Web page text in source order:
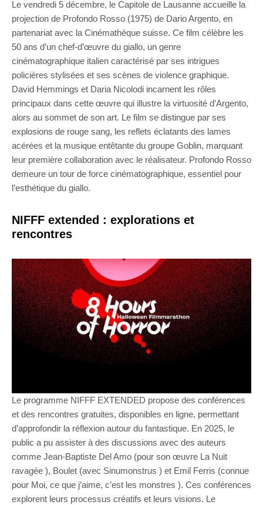
Le vendredi 5 décembre, le Capitole de Lausanne accueille la
projection de Profondo Rosso (1975) de Dario Argento, en
partenariat avec la Cinémathèque suisse. Ce film célèbre les
50 ans d’un chef-d’œuvre du giallo, un genre
cinématographique italien caractérisé par ses intrigues
policières stylisées et ses scènes de violence graphique.
David Hemmings et Daria Nicolodi incarnent les rôles
principaux dans cette œuvre qui illustre la virtuosité d’Argento,
alors au sommet de son art. Le film se distingue par ses
explosions de rouge sang, les reflets éclatants des lames
acérées et la musique entêtante du groupe Goblin, marquant
leur première collaboration avec le réalisateur. Profondo Rosso
demeure un tour de force cinématographique, essentiel pour
l’esthétique du giallo.
NIFFF extended : explorations et
rencontres
Le programme NIFFF EXTENDED propose des conférences
et des rencontres gratuites, disponibles en ligne, permettant
d’approfondir la réflexion autour du fantastique. En 2025, le
public a pu assister à des discussions avec des auteurs
comme Jean-Baptiste Del Amo (pour son œuvre La Nuit
ravagée ), Boulet (avec Sinumonstrus ) et Emil Ferris (connue
pour Moi, ce que j’aime, c’est les monstres ). Ces conférences
explorent leurs processus créatifs et leurs visions. Le